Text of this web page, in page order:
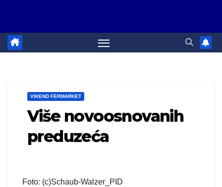
VIKEND FERMARKET
Više novoosnovanih
preduzeća
Foto: (c)Schaub-Walzer_PID